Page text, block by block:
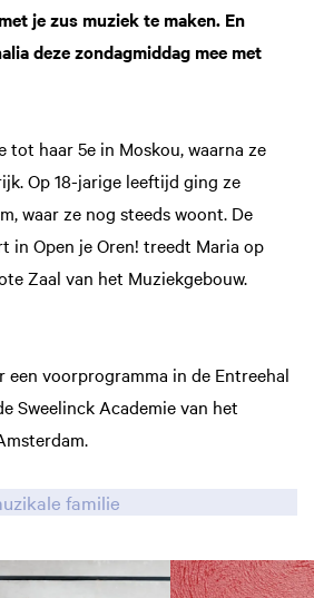
je zus muziek te maken. En
deze zondagmiddag mee met
tot haar 5e in Moskou, waarna ze
Op 18-jarige leeftijd ging ze
waar ze nog steeds woont. De
in Open je Oren! treedt Maria op
Zaal van het Muziekgebouw.
een voorprogramma in de Entreehal
Sweelinck Academie van het
familie